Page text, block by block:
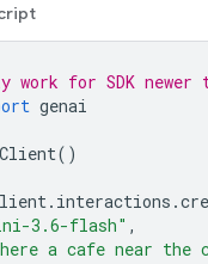
for SDK newer
genai
Client()
. interactions .
3.6-flash" ,
a cafe near the